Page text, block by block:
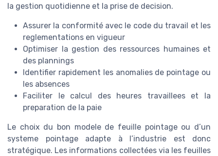
la gestion quotidienne et la prise de decision.
Assurer la conformité avec le code du travail et les
reglementations en vigueur
Optimiser la gestion des ressources humaines et
des plannings
Identifier rapidement les anomalies de pointage ou
les absences
Faciliter le calcul des heures travaillees et la
preparation de la paie
Le choix du bon modele de feuille pointage ou d’un
systeme pointage adapte à l’industrie est donc
stratégique. Les informations collectées via les feuilles